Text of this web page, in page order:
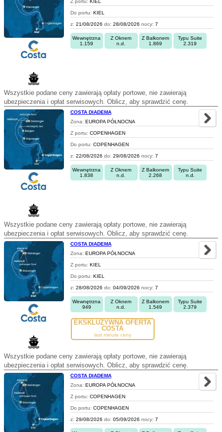
Z portu: KIEL
Do portu: KIEL
z: 21/08/2026 do: 28/08/2026 nocy: 7
Wewnętrzna
1.159
Z Oknem
n.d.
Z Balkonem
1.869
Typu Suite
2.319
Wszystkie podane ceny zawierają opłaty portowe, nie zawierają
ubezpieczenia i opłat serwisowych. Oblicz, aby sprawdzić cenę.
COSTA DIADEMA
Zona: EUROPA PÓŁNOCNA
Z portu: COPENHAGEN
Do portu: COPENHAGEN
z: 22/08/2026 do: 29/08/2026 nocy: 7
Wewnętrzna
1.838
Z Oknem
n.d.
Z Balkonem
2.268
Typu Suite
n.d.
Wszystkie podane ceny zawierają opłaty portowe, nie zawierają
ubezpieczenia i opłat serwisowych. Oblicz, aby sprawdzić cenę.
COSTA DIADEMA
Zona: EUROPA PÓŁNOCNA
Z portu: KIEL
Do portu: KIEL
z: 28/08/2026 do: 04/09/2026 nocy: 7
Wewnętrzna
949
Z Oknem
n.d.
Z Balkonem
1.549
Typu Suite
2.379
EKSKLUZYWNA OFERTA
COSTA
last minute ceny
Wszystkie podane ceny zawierają opłaty portowe, nie zawierają
ubezpieczenia i opłat serwisowych. Oblicz, aby sprawdzić cenę.
COSTA DIADEMA
Zona: EUROPA PÓŁNOCNA
Z portu: COPENHAGEN
Do portu: COPENHAGEN
z: 29/08/2026 do: 05/09/2026 nocy: 7